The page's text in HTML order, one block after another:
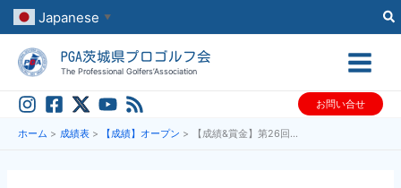
容
Japanese ▼
PGA茨城県プロゴルフ会
The Professional Golfers’Association
お問い合せ
ホーム 成績表 【成績】オープン 【成績&賞金】第26回 シニアの部 茨城県オープンゴルフ選手権大会【4/16(水),2025】